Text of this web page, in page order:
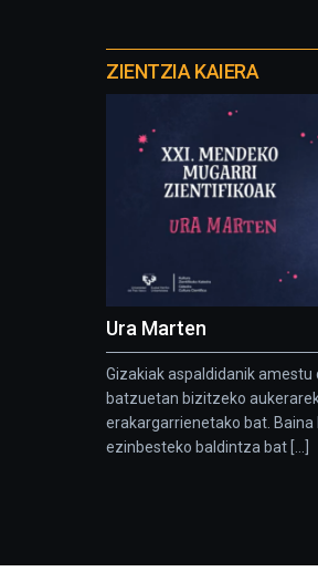
proyectos
ZIENTZIA KAIERA
Ura Marten
Gizakiak aspaldidanik amestu
batzuetan bizitzeko
erakargarrienetako bat.
ezinbesteko baldintza bat [...]